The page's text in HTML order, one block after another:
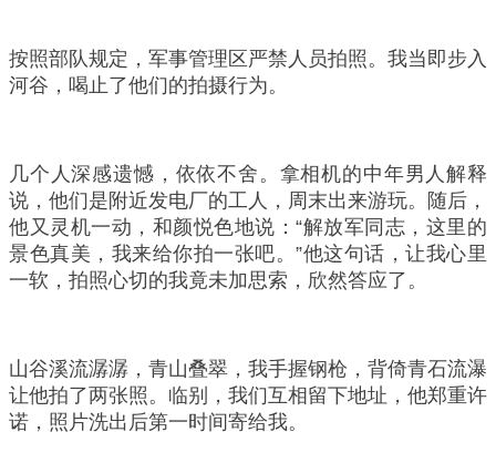
按照部队规定，军事管理区严禁人员拍照。我当即步入
河谷，喝止了他们的拍摄行为。
几个人深感遗憾，依依不舍。拿相机的中年男人解释
说，他们是附近发电厂的工人，周末出来游玩。随后，
他又灵机一动，和颜悦色地说：“解放军同志，这里的
景色真美，我来给你拍一张吧。”他这句话，让我心里
一软，拍照心切的我竟未加思索，欣然答应了。
山谷溪流潺潺，青山叠翠，我手握钢枪，背倚青石流瀑
让他拍了两张照。临别，我们互相留下地址，他郑重许
诺，照片洗出后第一时间寄给我。